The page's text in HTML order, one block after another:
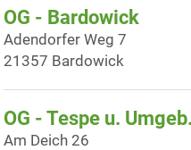
OG - Bardowick
Adendorfer Weg 7
21357 Bardowick
OG - Tespe u.
Am Deich 26